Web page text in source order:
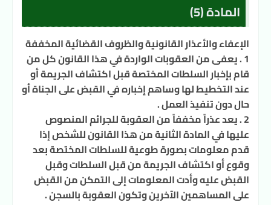
المادة (5)
الإعفاء والأعذار القانونية والظروف القضائية المخففة
1 . يعفى من العقوبات الواردة في هذا القانون كل من
قام بإخبار السلطات المختصة قبل اكتشاف الجريمة أو
عند التخطيط لها وساهم إخباره في القبض على الجناة أو
حال دون تنفيذ العمل .
2 . يعد عذراً مخففاً من العقوبة للجرائم المنصوص
عليها في المادة الثانية من هذا القانون للشخص إذا
قدم معلومات بصورة طوعية للسلطات المختصة بعد
وقوع أو اكتشاف الجريمة من قبل السلطات وقبل
القبض عليه وأدت المعلومات إلى التمكن من القبض
على المساهمين الآخرين وتكون العقوبة بالسجن .